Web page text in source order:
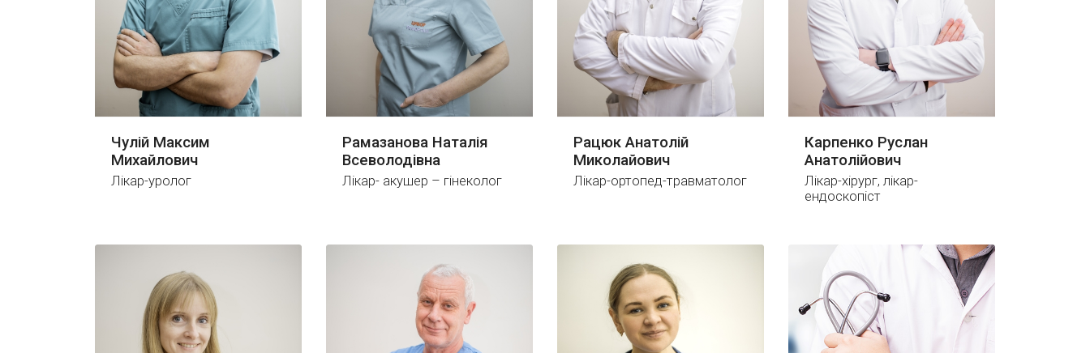
Чулій Максим
Михайлович
Лікар-уролог
Рамазанова Наталія
Всеволодівна
Лікар- акушер – гінеколог
Рацюк Анатолій
Миколайович
Лікар-ортопед-травматолог
Карпенко Руслан
Анатолійович
Лікар-хірург, лікар-
ендоскопіст